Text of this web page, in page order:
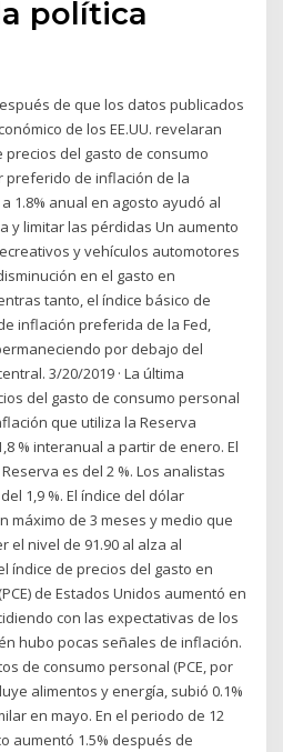
política
de que los datos publicados
de los EE.UU. revelaran
del gasto de consumo
preferido de inflación de la
1.8% anual en agosto ayudó al
y limitar las pérdidas Un aumento
y vehículos automotores
en el gasto en
tanto, el índice básico de
inflación preferida de la Fed,
por debajo del
3/20/2019 · La última
del gasto de consumo personal
que utiliza la Reserva
% interanual a partir de enero. El
es del 2 %. Los analistas
1,9 %. El índice del dólar
máximo de 3 meses y medio que
el nivel de 91.90 al alza al
índice de precios del gasto en
de Estados Unidos aumentó en
con las expectativas de los
hubo pocas señales de inflación.
de consumo personal (PCE, por
alimentos y energía, subió 0.1%
en mayo. En el periodo de 12
aumentó 1.5% después de